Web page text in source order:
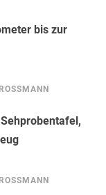
bis zur